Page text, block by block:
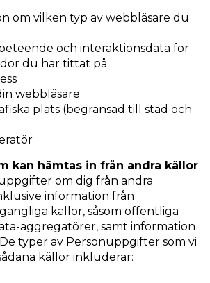
om vilken typ av webbläsare du
och interaktionsdata för
du har tittat på
webbläsare
plats (begränsad till stad och
kan hämtas in från andra källor
om dig från andra
information från
källor, såsom offentliga
aggregatörer, samt information
typer av Personuppgifter som vi
källor inkluderar: